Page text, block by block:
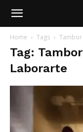
Farofafá
Home Tags
Tag:
Laborarte